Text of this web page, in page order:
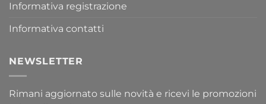
Informativa registrazione
Informativa contatti
NEWSLETTER
Rimani aggiornato sulle novità e ricevi le promozioni